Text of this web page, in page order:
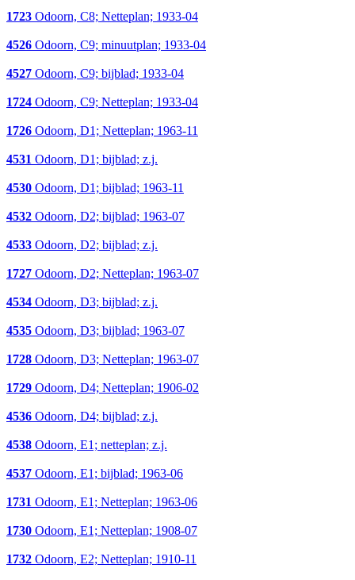
1723 Odoorn, C8; Netteplan; 1933-04
4526 Odoorn, C9; minuutplan; 1933-04
4527 Odoorn, C9; bijblad; 1933-04
1724 Odoorn, C9; Netteplan; 1933-04
1726 Odoorn, D1; Netteplan; 1963-11
4531 Odoorn, D1; bijblad; z.j.
4530 Odoorn, D1; bijblad; 1963-11
4532 Odoorn, D2; bijblad; 1963-07
4533 Odoorn, D2; bijblad; z.j.
1727 Odoorn, D2; Netteplan; 1963-07
4534 Odoorn, D3; bijblad; z.j.
4535 Odoorn, D3; bijblad; 1963-07
1728 Odoorn, D3; Netteplan; 1963-07
1729 Odoorn, D4; Netteplan; 1906-02
4536 Odoorn, D4; bijblad; z.j.
4538 Odoorn, E1; netteplan; z.j.
4537 Odoorn, E1; bijblad; 1963-06
1731 Odoorn, E1; Netteplan; 1963-06
1730 Odoorn, E1; Netteplan; 1908-07
1732 Odoorn, E2; Netteplan; 1910-11